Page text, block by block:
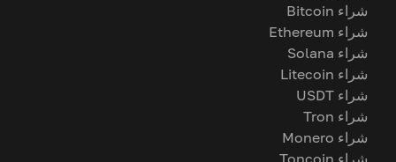
شراء Bitcoin
شراء Ethereum
شراء Solana
شراء Litecoin
شراء USDT
شراء Tron
شراء Monero